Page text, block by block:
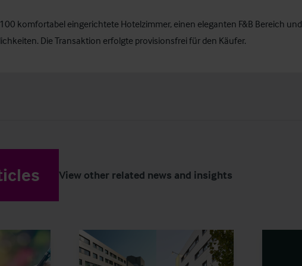
komfortabel eingerichtete Hotelzimmer, einen eleganten F&B Bereich und
Die Transaktion erfolgte provisionsfrei für den Käufer.
View other related news and insights